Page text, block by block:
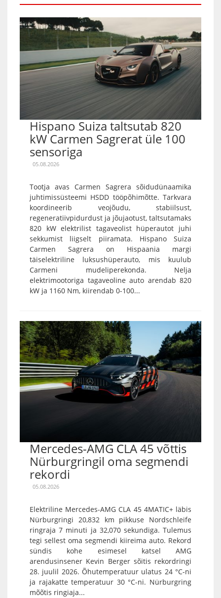
Hispano Suiza taltsutab 820
kW Carmen Sagrerat üle 100
sensoriga
05.08.2026
Tootja avas Carmen Sagrera sõidudünaamika
juhtimissüsteemi HSDD tööpõhimõtte. Tarkvara
koordineerib veojõudu, stabiilsust,
regeneratiivpidurdust ja jõujaotust, taltsutamaks
820 kW elektrilist tagaveolist hüperautot juhi
sekkumist liigselt piiramata. Hispano Suiza
Carmen Sagrera on Hispaania margi
täiselektriline luksushüperauto, mis kuulub
Carmeni mudeliperekonda. Nelja
elektrimootoriga tagaveoline auto arendab 820
kW ja 1160 Nm, kiirendab 0-100...
Mercedes-AMG CLA 45 võttis
Nürburgringil oma segmendi
rekordi
05.08.2026
Elektriline Mercedes-AMG CLA 45 4MATIC+ läbis
Nürburgringi 20,832 km pikkuse Nordschleife
ringraja 7 minuti ja 32,070 sekundiga. Tulemus
tegi sellest oma segmendi kiireima auto. Rekord
sündis kohe esimesel katsel AMG
arendusinsener Kevin Berger sõitis rekordringi
28. juulil 2026. Õhutemperatuur ulatus 24 °C-ni
ja rajakatte temperatuur 30 °C-ni. Nürburgring
mõõtis ringiaja...